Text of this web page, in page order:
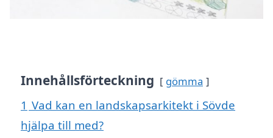
Innehållsförteckning gömma
1 Vad kan en landskapsarkitekt i Sövde
hjälpa till med?